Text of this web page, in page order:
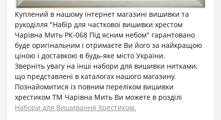
Куплений в нашому інтернет магазині вишивки та
рукоділля "Набір для часткової вишивки хрестом
Чарівна Мить РК-068 Під ясним небом" гарантовано
буде оригінальним і отримаєте Ви його за найкращою
ціною і доставкою в будь-яке місто України.
Зверніть увагу на інші набори для вишивки нитками,
що представлені в каталогах нашого магазину.
Познайомитися із повним переліком вишивки
хрестиком ТМ Чарівна Мить Ви можете в розділі
Набори для Вишивання Хрестиком.